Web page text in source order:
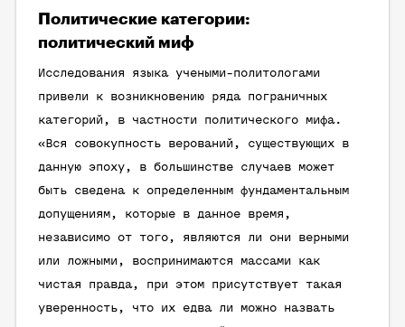
Политические категории:
политический миф
Исследования языка учеными-политологами
привели к возникновению ряда пограничных
категорий, в частности политического мифа.
«Вся совокупность верований, существующих в
данную эпоху, в большинстве случаев может
быть сведена к определенным фундаментальным
допущениям, которые в данное время,
независимо от того, являются ли они верными
или ложными, воспринимаются массами как
чистая правда, при этом присутствует такая
уверенность, что их едва ли можно назвать